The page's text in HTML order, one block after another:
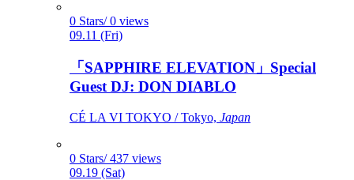
0 Stars/ 0 views
09.11 (Fri)
「SAPPHIRE ELEVATION」Special
Guest DJ: DON DIABLO
CÉ LA VI TOKYO / Tokyo, Japan
0 Stars/ 437 views
09.19 (Sat)